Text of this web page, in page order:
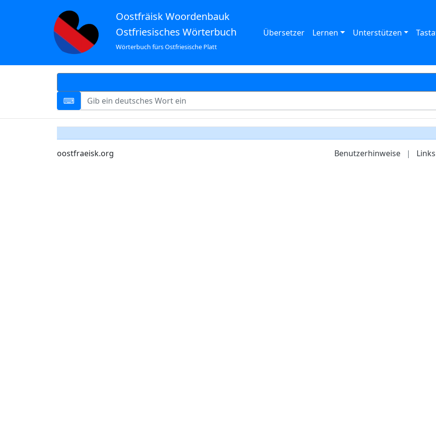
Oostfräisk Woordenbauk
Ostfriesisches Wörterbuch
Wörterbuch fürs Ostfriesische Platt
Übersetzer Lernen Unterstützen
oostfraeisk.org Benutzerhinweise | Links